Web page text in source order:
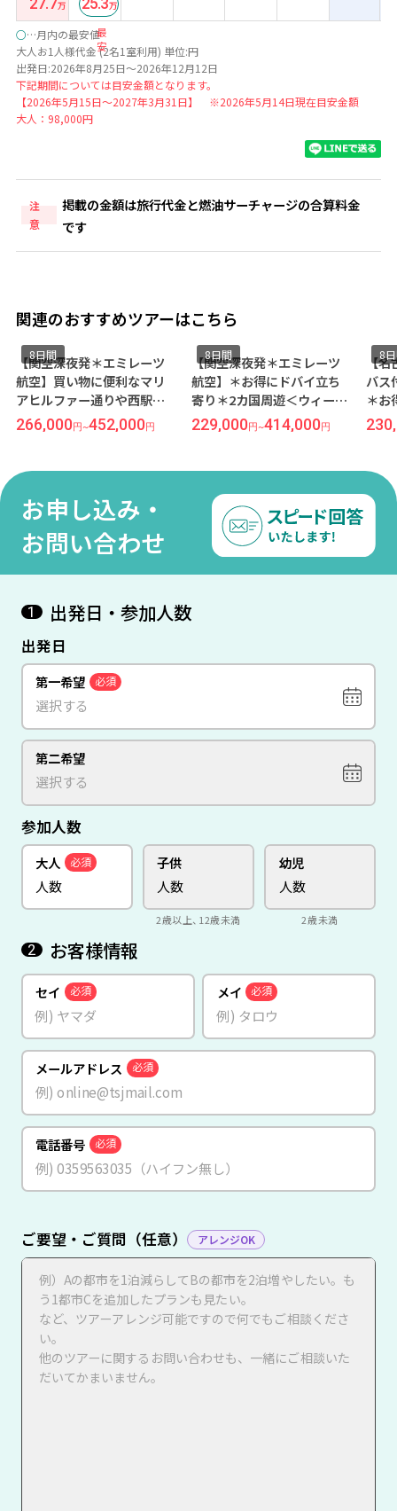
最
安
○…月内の最安値
大人お1人様代金 (2名1室利用) 単位:円
出発日:2026年8月25日～2026年12月12日
下記期間については目安金額となります。
【2026年5月15日～2027年3月31日】 ※2026年5月14日現在目安金額
大人：98,000円
注
意
掲載の金額は旅行代金と燃油サーチャージの合算料金
です
関連のおすすめツアーはこちら
【関空深夜発＊エミレーツ
航空】買い物に便利なマリ
アヒルファー通りや西駅に
徒歩圏内『メルキュール ウ
エストバーンホフ』滞在重
ーン×ドバイ＞8日間
8日間
266,000円~452,000円
【関空深夜発＊エミレーツ
航空】＊お得にドバイ立ち
寄り＊2カ国周遊＜ウィーン
×ドバイ＞8日間（価格重視
ホテル）
8日間
229,000円~414,000円
【
バス
＊お
カ国
イ
8
お申し込み・
お問い合わせ
1 出発日・参加人数
出発日
第一希望 必須
第二希望
参加人数
大人 必須 子供
2歳以上、12歳未満
幼児
2歳未満
2 お客様情報
セイ 必須 メイ 必須
メールアドレス 必須
電話番号 必須
ご要望・ご質問（任意） アレンジOK